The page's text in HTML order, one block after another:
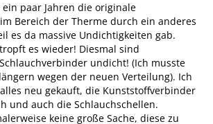
paar Jahren die originale
Bereich der Therme durch ein anderes
es da massive Undichtigkeiten gab.
es wieder! Diesmal sind
undicht! (Ich musste
wegen der neuen Verteilung). Ich
neu gekauft, die Kunststoffverbinder
und auch die Schlauchschellen.
keine große Sache, diese zu